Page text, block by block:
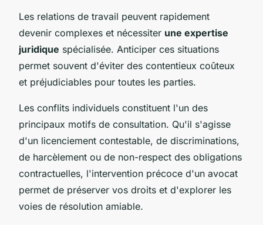
Les relations de travail peuvent rapidement
devenir complexes et nécessiter une expertise
juridique spécialisée. Anticiper ces situations
permet souvent d'éviter des contentieux coûteux
et préjudiciables pour toutes les parties.
Les conflits individuels constituent l'un des
principaux motifs de consultation. Qu'il s'agisse
d'un licenciement contestable, de discriminations,
de harcèlement ou de non-respect des obligations
contractuelles, l'intervention précoce d'un avocat
permet de préserver vos droits et d'explorer les
voies de résolution amiable.